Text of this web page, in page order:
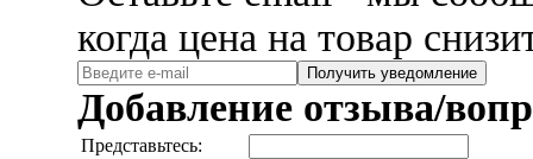
когда цена на товар
Получить уведомление
Добавление отзыва/
Представьтесь: